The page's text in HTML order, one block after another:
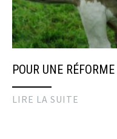
POUR UNE
LIRE LA SUITE